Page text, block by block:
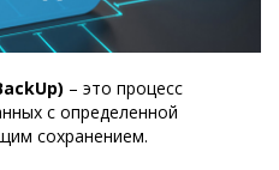
– это процесс
с определенной
сохранением.